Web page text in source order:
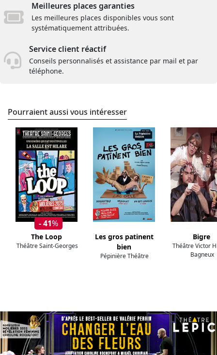
Meilleures places garanties
Les meilleures places disponibles vous sont
systématiquement attribuées.
Service client réactif
Conseils personnalisés et assistance par mail et par
téléphone.
Pourraient aussi vous intéresser
- 41%
The Loop
Théâtre Saint-Georges
Les gros patinent
bien
Pépinière Théâtre
Bigre
Théâtre Victor
Bagneux